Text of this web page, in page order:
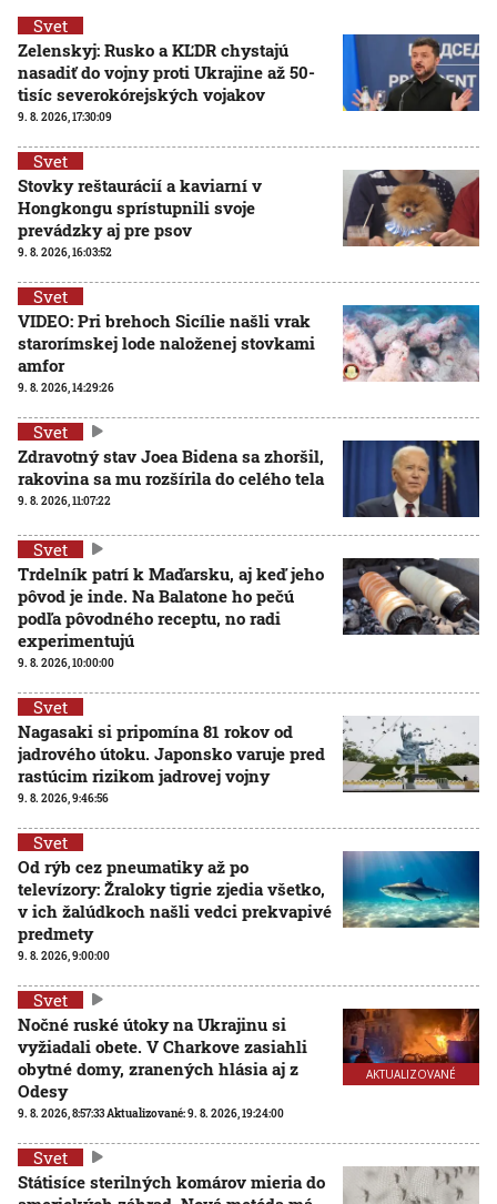
Svet
Zelenskyj: Rusko a KĽDR chystajú
nasadiť do vojny proti Ukrajine až 50-
tisíc severokórejských vojakov
9. 8. 2026, 17:30:09
Svet
Stovky reštaurácií a kaviarní v
Hongkongu sprístupnili svoje
prevádzky aj pre psov
9. 8. 2026, 16:03:52
Svet
VIDEO: Pri brehoch Sicílie našli vrak
starorímskej lode naloženej stovkami
amfor
9. 8. 2026, 14:29:26
Svet
Zdravotný stav Joea Bidena sa zhoršil,
rakovina sa mu rozšírila do celého tela
9. 8. 2026, 11:07:22
Svet
Trdelník patrí k Maďarsku, aj keď jeho
pôvod je inde. Na Balatone ho pečú
podľa pôvodného receptu, no radi
experimentujú
9. 8. 2026, 10:00:00
Svet
Nagasaki si pripomína 81 rokov od
jadrového útoku. Japonsko varuje pred
rastúcim rizikom jadrovej vojny
9. 8. 2026, 9:46:56
Svet
Od rýb cez pneumatiky až po
televízory: Žraloky tigrie zjedia všetko,
v ich žalúdkoch našli vedci prekvapivé
predmety
9. 8. 2026, 9:00:00
AKTUALIZOVANÉ
Svet
Nočné ruské útoky na Ukrajinu si
vyžiadali obete. V Charkove zasiahli
obytné domy, zranených hlásia aj z
Odesy
9. 8. 2026, 8:57:33Aktualizované:9. 8. 2026, 19:24:00
Svet
Státisíce sterilných komárov mieria do